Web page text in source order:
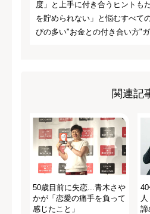
度」と上手に付き合うヒントも
を貯められない」と悩むすべて
びの多い"お金との付き合い方"ガ
関連記
50歳目前に失恋...青木さや
かが「恋愛の痛手を負って
感じたこと」
諦